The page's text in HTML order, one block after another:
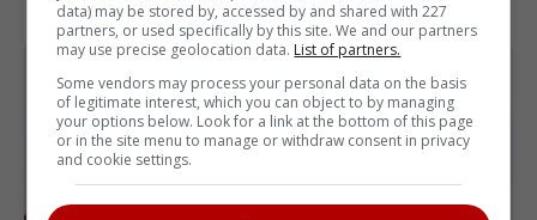
data) may be stored by, accessed by and shared with 227
partners, or used specifically by this site. We and our partners
may use precise geolocation data. List of partners.
Some vendors may process your personal data on the basis
of legitimate interest, which you can object to by managing
your options below. Look for a link at the bottom of this page
or in the site menu to manage or withdraw consent in privacy
and cookie settings.